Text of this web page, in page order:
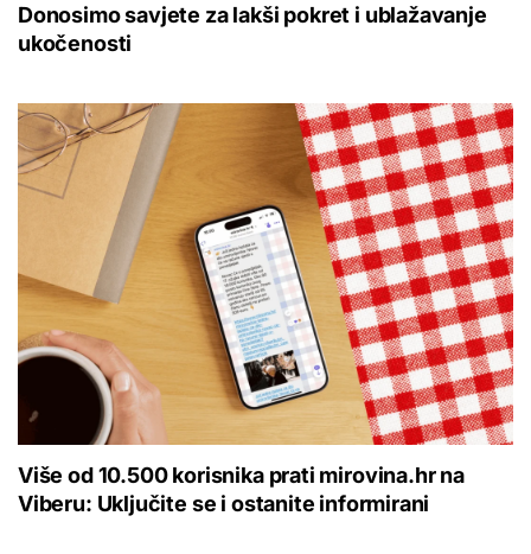
Donosimo savjete za lakši pokret i ublažavanje
ukočenosti
Više od 10.500 korisnika prati mirovina.hr na
Viberu: Uključite se i ostanite informirani